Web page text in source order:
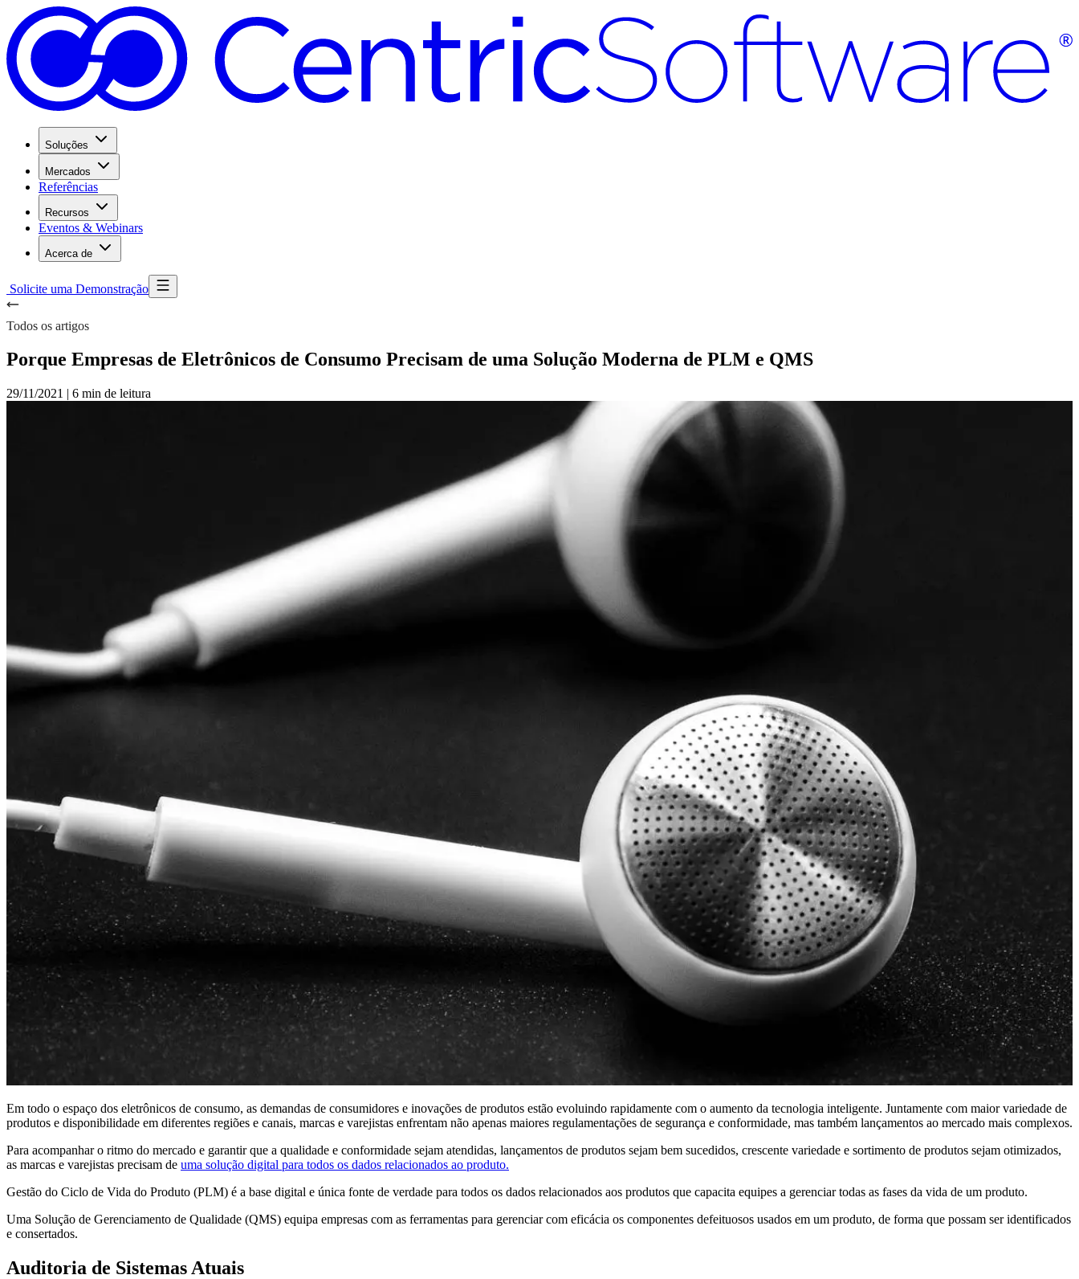
Soluções
Mercados
Referências
Recursos
Eventos & Webinars
Acerca de
Solicite uma Demonstração
Todos os artigos
Porque Empresas de Eletrônicos de Consumo Precisam de uma Solução Moderna de PLM e QMS
29/11/2021 | 6 min de leitura
Em todo o espaço dos eletrônicos de consumo, as demandas de consumidores e inovações de produtos estão evoluindo rapidamente com o aumento da tecnologia inteligente. Juntamente com maior variedade de
produtos e disponibilidade em diferentes regiões e canais, marcas e varejistas enfrentam não apenas maiores regulamentações de segurança e conformidade, mas também lançamentos ao mercado mais complexos.
Para acompanhar o ritmo do mercado e garantir que a qualidade e conformidade sejam atendidas, lançamentos de produtos sejam bem sucedidos, crescente variedade e sortimento de produtos sejam otimizados,
as marcas e varejistas precisam de uma solução digital para todos os dados relacionados ao produto.
Gestão do Ciclo de Vida do Produto (PLM) é a base digital e única fonte de verdade para todos os dados relacionados aos produtos que capacita equipes a gerenciar todas as fases da vida de um produto.
Uma Solução de Gerenciamento de Qualidade (QMS) equipa empresas com as ferramentas para gerenciar com eficácia os componentes defeituosos usados em um produto, de forma que possam ser identificados
e consertados.
Auditoria de Sistemas Atuais